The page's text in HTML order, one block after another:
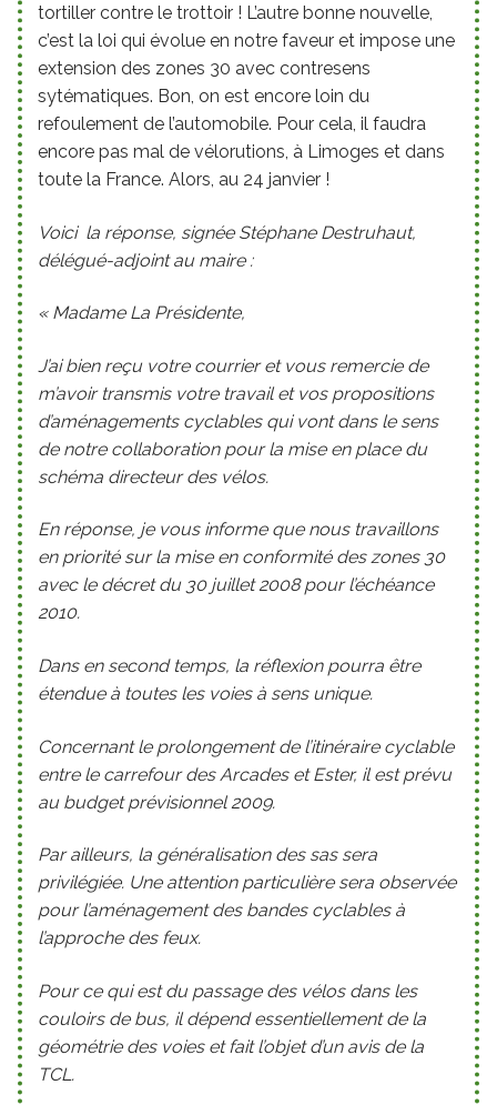
tortiller contre le trottoir ! L’autre bonne nouvelle,
c’est la loi qui évolue en notre faveur et impose une
extension des zones 30 avec contresens
sytématiques. Bon, on est encore loin du
refoulement de l’automobile. Pour cela, il faudra
encore pas mal de vélorutions, à Limoges et dans
toute la France. Alors, au 24 janvier !
Voici la réponse, signée Stéphane Destruhaut,
délégué-adjoint au maire :
« Madame La Présidente,
J’ai bien reçu votre courrier et vous remercie de
m’avoir transmis votre travail et vos propositions
d’aménagements cyclables qui vont dans le sens
de notre collaboration pour la mise en place du
schéma directeur des vélos.
En réponse, je vous informe que nous travaillons
en priorité sur la mise en conformité des zones 30
avec le décret du 30 juillet 2008 pour l’échéance
2010.
Dans en second temps, la réflexion pourra être
étendue à toutes les voies à sens unique.
Concernant le prolongement de l’itinéraire cyclable
entre le carrefour des Arcades et Ester, il est prévu
au budget prévisionnel 2009.
Par ailleurs, la généralisation des sas sera
privilégiée. Une attention particulière sera observée
pour l’aménagement des bandes cyclables à
l’approche des feux.
Pour ce qui est du passage des vélos dans les
couloirs de bus, il dépend essentiellement de la
géométrie des voies et fait l’objet d’un avis de la
TCL.